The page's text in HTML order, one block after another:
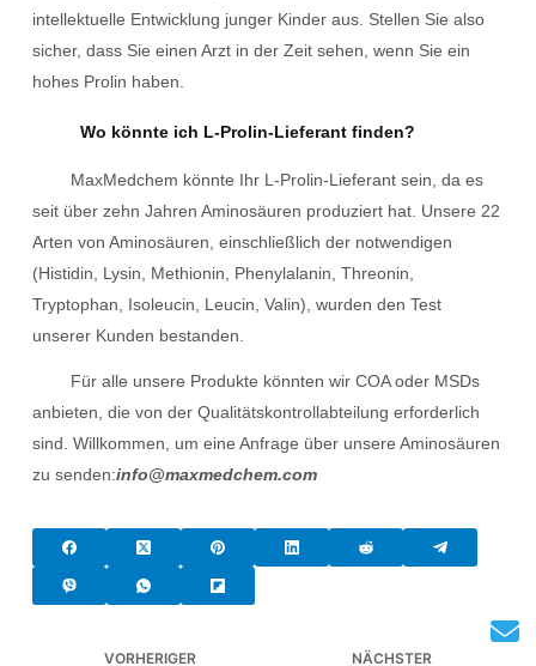
intellektuelle Entwicklung junger Kinder aus. Stellen Sie also
sicher, dass Sie einen Arzt in der Zeit sehen, wenn Sie ein
hohes Prolin haben.
Wo könnte ich L-Prolin-Lieferant finden?
MaxMedchem könnte Ihr L-Prolin-Lieferant sein, da es
seit über zehn Jahren Aminosäuren produziert hat. Unsere 22
Arten von Aminosäuren, einschließlich der notwendigen
(Histidin, Lysin, Methionin, Phenylalanin, Threonin,
Tryptophan, Isoleucin, Leucin, Valin), wurden den Test
unserer Kunden bestanden.
Für alle unsere Produkte könnten wir COA oder MSDs
anbieten, die von der Qualitätskontrollabteilung erforderlich
sind. Willkommen, um eine Anfrage über unsere Aminosäuren
zu senden:info@maxmedchem.com
VORHERIGER NÄCHSTER